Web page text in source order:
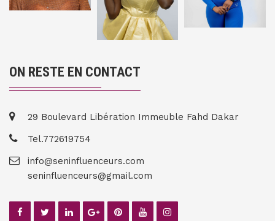
ON RESTE EN CONTACT
29 Boulevard Libération Immeuble Fahd Dakar
Tel.772619754
info@seninfluenceurs.com
seninfluenceurs@gmail.com